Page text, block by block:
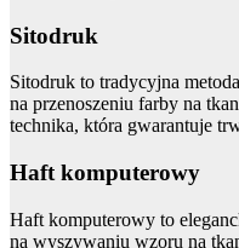
Sitodruk
Sitodruk to tradycyjna
na przenoszeniu farby na
technika, która gwarantuje
Haft komputerowy
Haft komputerowy to
na wyszywaniu wzoru na